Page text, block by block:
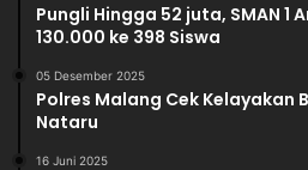
Pungli Hingga 52 juta, SMAN 1
130.000 ke 398 Siswa
05 Desember 2025
Polres Malang Cek Kelayakan
Nataru
16 Juni 2025